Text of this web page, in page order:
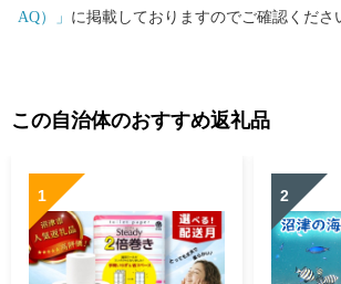
AQ）」 に掲載しておりますのでご確認くださ
この自治体のおすすめ返礼品
1 2